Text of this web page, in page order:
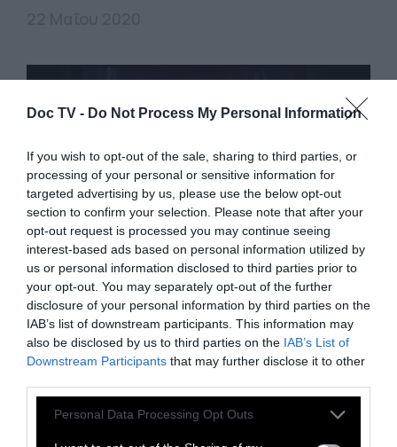
Doc TV - Do Not Process My Personal Information
If you wish to opt-out of the sale, sharing to third parties, or
processing of your personal or sensitive information for
targeted advertising by us, please use the below opt-out
section to confirm your selection. Please note that after your
opt-out request is processed you may continue seeing
interest-based ads based on personal information utilized by
us or personal information disclosed to third parties prior to
your opt-out. You may separately opt-out of the further
disclosure of your personal information by third parties on the
IAB’s list of downstream participants. This information may
also be disclosed by us to third parties on the IAB’s List of
Downstream Participants that may further disclose it to other
Personal Data Processing Opt Outs
CULTURE
ENTER στη Στέγη. Το διεθνές
online project επιστρέφει με